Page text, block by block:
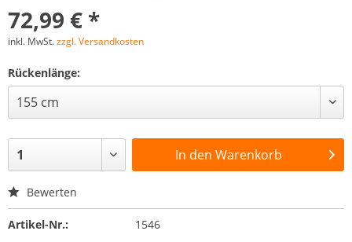
72,99 € *
inkl. MwSt.zzgl. Versandkosten
Rückenlänge:
In den Warenkorb
Bewerten
Artikel-Nr.: 1546